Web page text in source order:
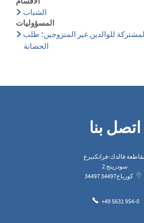
الشباب
المسؤوليات
للوالدين غير المتزوجين؛ طلب
الحضانة
اتصل بنا
فالدك-فرانكنبرغ
سودرينج 2
34497
كورباخ34497
+49 5631 954-0